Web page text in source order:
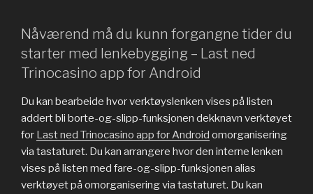
Nåværend må du kunn forgangne tider du
starter med lenkebygging – Last ned
Trinocasino app for Android
Du kan bearbeide hvor verktøyslenken vises på listen
addert bli borte-og-slipp-funksjonen dekknavn verktøyet
for Last ned Trinocasino app for Android omorganisering
via tastaturet. Du kan arrangere hvor den interne lenken
vises på listen med fare-og-slipp-funksjonen alias
verktøyet på omorganisering via tastaturet. Du kan